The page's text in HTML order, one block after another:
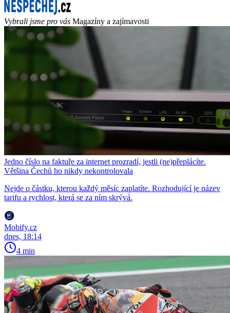
Vybrali jsme pro vás Magazíny a zajímavosti
Jedno číslo na faktuře za internet prozradí, jestli (ne)přeplácíte.
Většina Čechů ho nikdy nekontrolovala
Nejde o částku, kterou každý měsíc zaplatíte. Rozhodující je název
tarifu a rychlost, která se za ním skrývá.
Mobify.cz
dnes, 18:14
4 min